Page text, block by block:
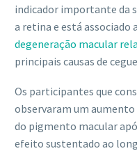
indicador importante da
a retina e está associado
degeneração macular
principais causas de
Os participantes que
observaram um
do pigmento macular
efeito sustentado ao